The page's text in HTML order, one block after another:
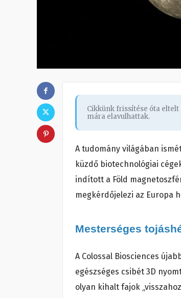
Cikkünk frissítése óta eltelt
mára elavulhattak.
A tudomány világában
küzdő biotechnológiai
indított a Föld
megkérdőjelezi az Europa
Mesterséges
A Colossal Biosciences
egészséges csibét 3D
olyan kihalt fajok